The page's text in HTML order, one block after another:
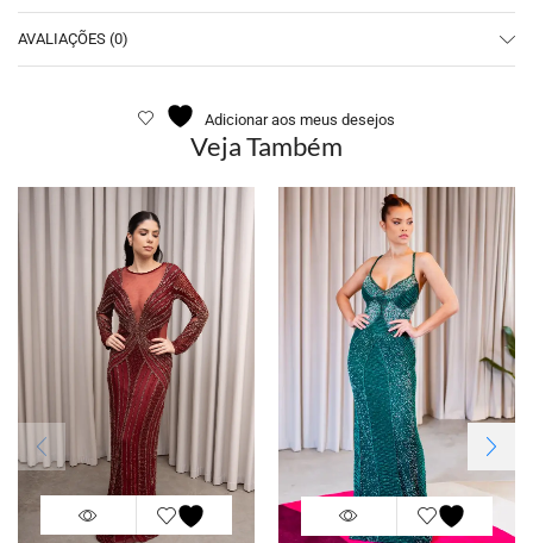
AVALIAÇÕES (0)
Adicionar aos meus desejos
Veja Também